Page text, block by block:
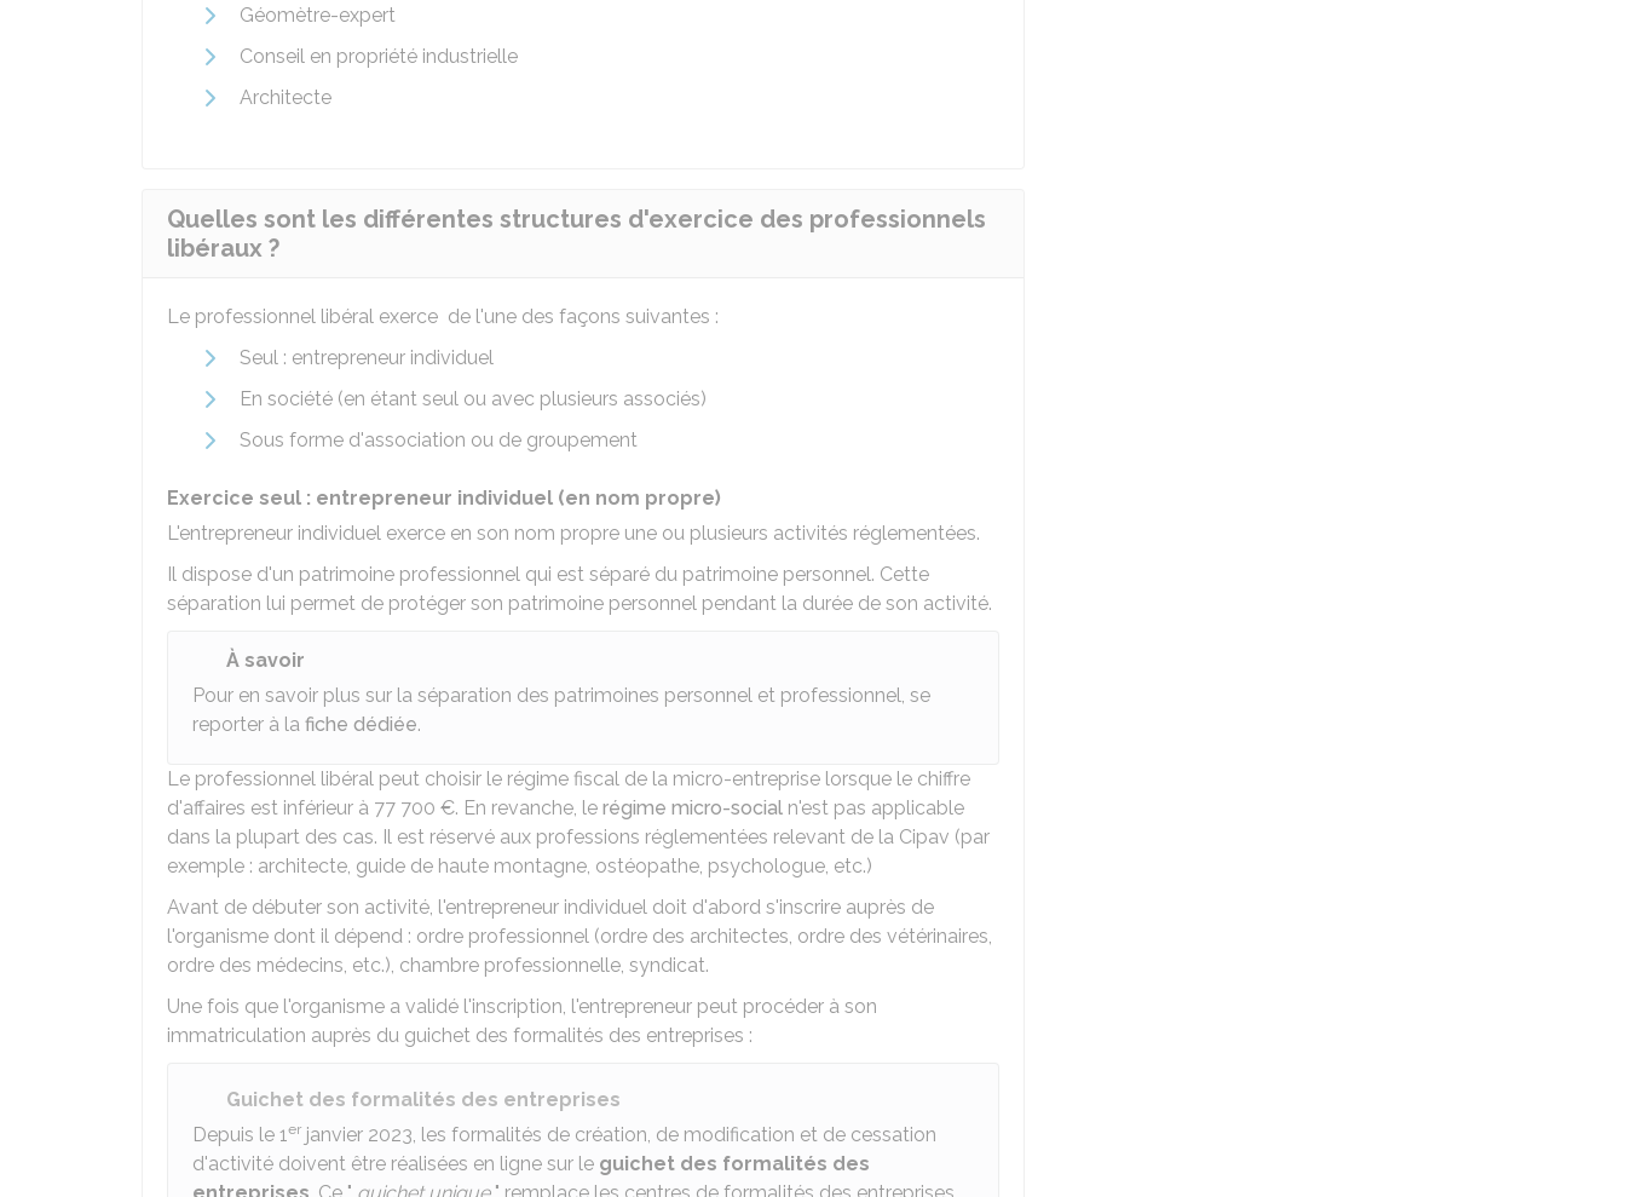
Géomètre-expert
Conseil en propriété industrielle
Architecte
Quelles sont les différentes structures d'exercice des professionnels
libéraux ?
Le professionnel libéral exerce de l'une des façons suivantes :
Seul : entrepreneur individuel
En société (en étant seul ou avec plusieurs associés)
Sous forme d'association ou de groupement
Exercice seul : entrepreneur individuel (en nom propre)
L'entrepreneur individuel exerce en son nom propre une ou plusieurs activités réglementées.
Il dispose d'un patrimoine professionnel qui est séparé du patrimoine personnel. Cette
séparation lui permet de protéger son patrimoine personnel pendant la durée de son activité.
À savoir
Pour en savoir plus sur la séparation des patrimoines personnel et professionnel, se
reporter à la fiche dédiée.
Le professionnel libéral peut choisir le régime fiscal de la micro-entreprise lorsque le chiffre
d'affaires est inférieur à 77 700 €. En revanche, le régime micro-social n'est pas applicable
dans la plupart des cas. Il est réservé aux professions réglementées relevant de la Cipav (par
exemple : architecte, guide de haute montagne, ostéopathe, psychologue, etc.)
Avant de débuter son activité, l'entrepreneur individuel doit d'abord s'inscrire auprès de
l'organisme dont il dépend : ordre professionnel (ordre des architectes, ordre des vétérinaires,
ordre des médecins, etc.), chambre professionnelle, syndicat.
Une fois que l'organisme a validé l'inscription, l'entrepreneur peut procéder à son
immatriculation auprès du guichet des formalités des entreprises :
Guichet des formalités des entreprises
Depuis le 1er janvier 2023, les formalités de création, de modification et de cessation
d'activité doivent être réalisées en ligne sur le guichet des formalités des